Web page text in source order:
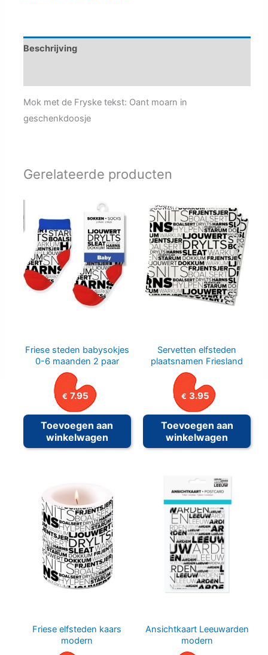
Beschrijving
Mok met de Fryske tekst: Oant moarn in
geschenkdoosje
Gerelateerde producten
Friese steden babysokjes
0-6 maanden 2 paar
€ 7.95
Toevoegen aan
winkelwagen
Servetten elfsteden
plaatsnamen Friesland
€ 3.95
Toevoegen aan
winkelwagen
Friese elfsteden kaars
modern
Ansichtkaart Leeuwarden
modern